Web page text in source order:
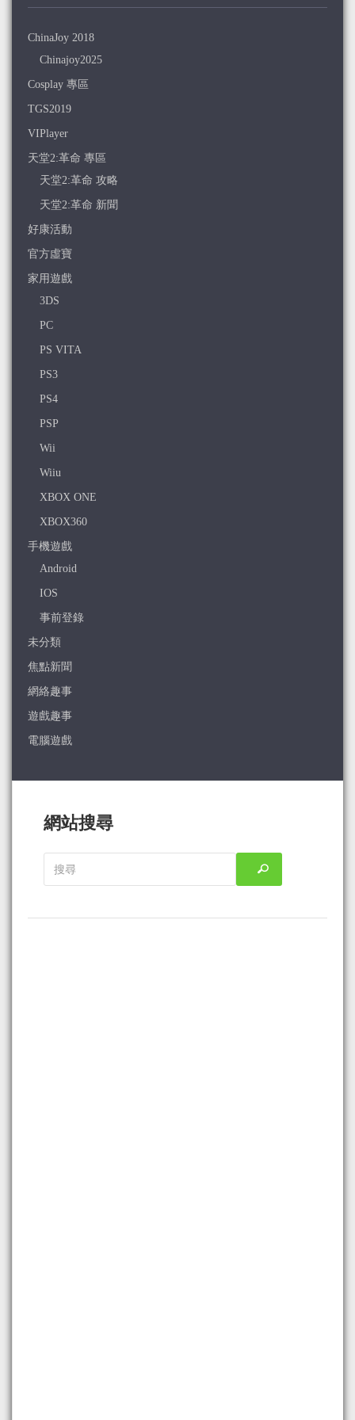
ChinaJoy 2018
Chinajoy2025
Cosplay 專區
TGS2019
VIPlayer
天堂2:革命 專區
天堂2:革命 攻略
天堂2:革命 新聞
好康活動
官方虛寶
家用遊戲
3DS
PC
PS VITA
PS3
PS4
PSP
Wii
Wiiu
XBOX ONE
XBOX360
手機遊戲
Android
IOS
事前登錄
未分類
焦點新聞
網絡趣事
遊戲趣事
電腦遊戲
網站搜尋